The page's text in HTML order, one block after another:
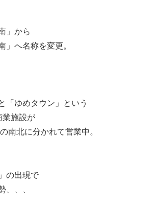
」から
」へ名称を変更。
「ゆめタウン」という
業施設が
南北に分かれて営業中。
の出現で
、、、